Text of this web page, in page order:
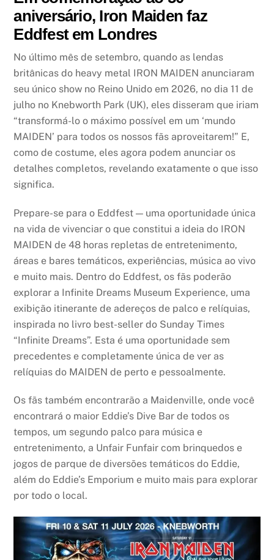
aniversário, Iron Maiden faz
Eddfest em Londres
No último mês de setembro, quando as lendas
britânicas do heavy metal IRON MAIDEN anunciaram
seu único show no Reino Unido em 2026, no dia 11 de
julho no Knebworth Park (UK), eles disseram que iriam
“transformá-lo o máximo possível em um ‘mundo
MAIDEN’ para todos os nossos fãs aproveitarem!” E,
como de costume, eles agora podem anunciar os
detalhes completos, revelando exatamente o que isso
significa.
Prepare-se para o Eddfest — uma oportunidade única
na vida de vivenciar o que constitui a ideia do IRON
MAIDEN de 48 horas repletas de entretenimento,
áreas e bares temáticos, experiências, música ao vivo
e muito mais. Dentro do Eddfest, os fãs poderão
explorar a Infinite Dreams Museum Experience, uma
exibição itinerante de adereços de palco e relíquias,
inspirada no livro best-seller do Sunday Times
“Infinite Dreams”. Esta é uma oportunidade sem
precedentes e completamente única de ver as
relíquias do MAIDEN de perto e pessoalmente.
Os fãs também encontrarão a Maidenville, onde você
encontrará o maior Eddie’s Dive Bar de todos os
tempos, um segundo palco para música e
entretenimento, a Unfair Funfair com brinquedos e
jogos de parque de diversões temáticos do Eddie,
além do Eddie’s Emporium e muito mais para explorar
por todo o local.